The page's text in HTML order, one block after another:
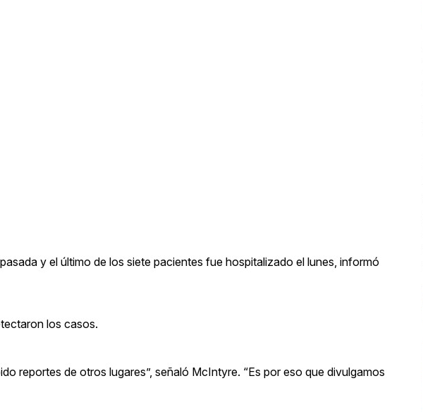
y el último de los siete pacientes fue hospitalizado el lunes, informó
los casos.
reportes de otros lugares”, señaló McIntyre. “Es por eso que divulgamos